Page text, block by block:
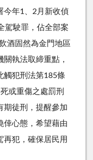
今年1、2月新收偵
駕駛罪，佔全部案
酒固然為金門地區
執法取締重點，
觸犯刑法第185條
或重傷之處罰刑
期徒刑，提醒參加
倖心態，希望藉由
再犯，確保居民用